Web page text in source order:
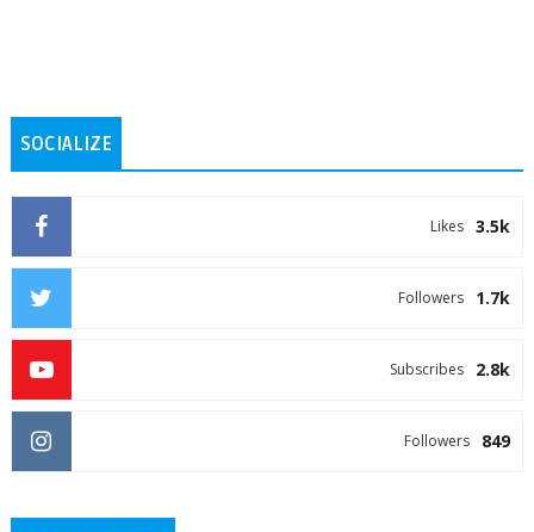
SOCIALIZE
3.5k
Likes
1.7k
Followers
2.8k
Subscribes
849
Followers